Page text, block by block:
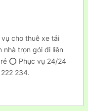
cho thuê xe tải
nhà trọn gói đi liên
⭕ Phục vụ 24/24
234.